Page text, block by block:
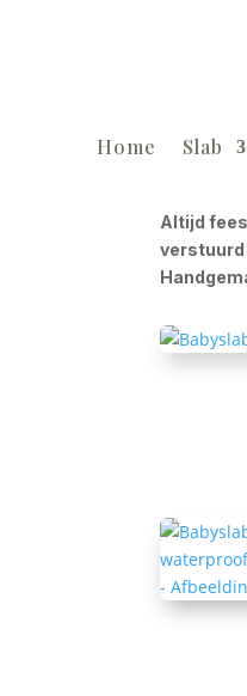
Home Slab
Altijd
verstuurd